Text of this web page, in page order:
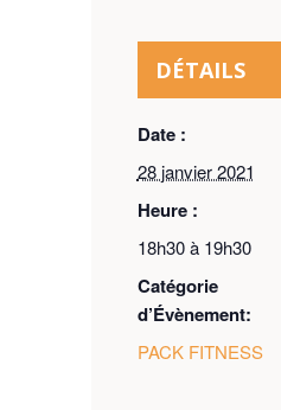
DÉTAILS
Date :
28 janvier 2021
Heure :
18h30 à 19h30
Catégorie
d’Évènement:
PACK FITNESS